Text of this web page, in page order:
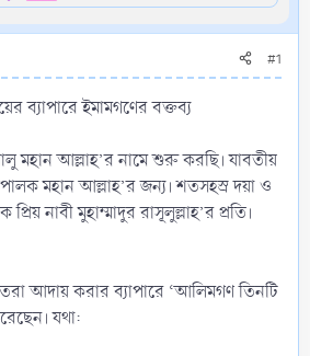
#1
ব্যাপারে ইমামগণের বক্তব্য
মহান আল্লাহ’র নামে শুরু করছি। যাবতীয়
মহান আল্লাহ’র জন্য। শতসহস্র দয়া ও
প্রিয় নাবী মুহাম্মাদুর রাসূলুল্লাহ’র প্রতি।
আদায় করার ব্যাপারে ‘আলিমগণ তিনটি
যথা: